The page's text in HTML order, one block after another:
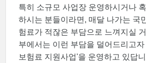
특히 소규모 사업장 운영하시거나
하시는 분들이라면, 매달 나가는 국
험료가 적잖은 부담으로 느껴지실
부에서는 이런 부담을 덜어드리고자
보험료 지원사업'을 운영하고 있답